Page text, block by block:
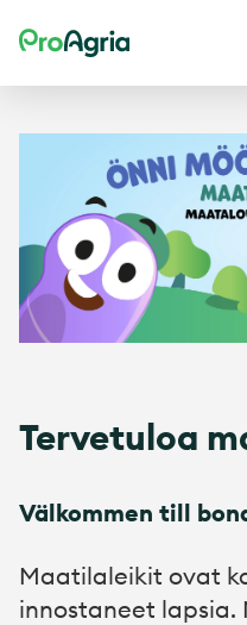
ProAgria
Tervetuloa
Välkommen till
Maatilaleikit ovat
innostaneet lapsia.